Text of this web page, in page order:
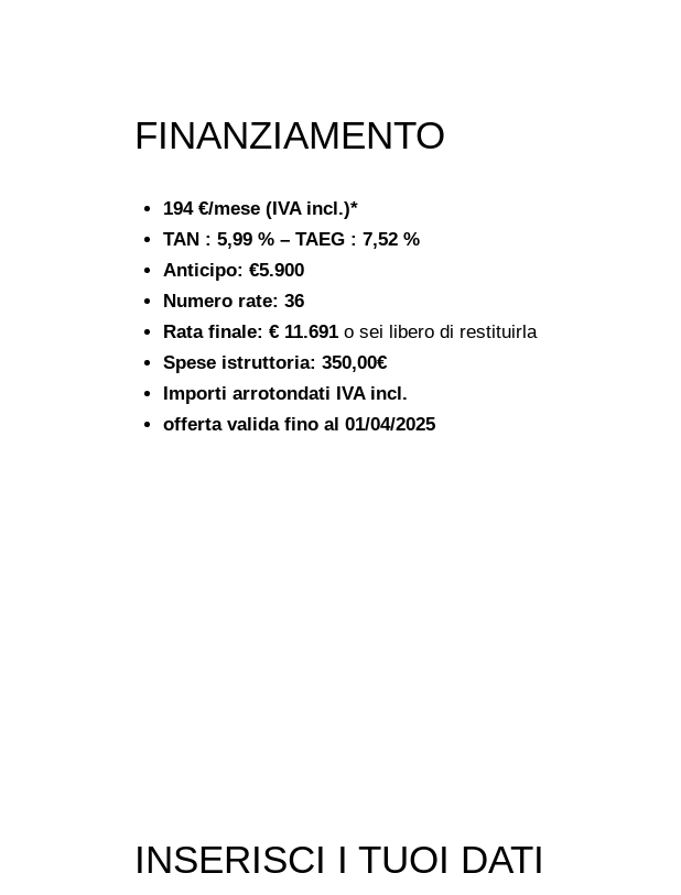
FINANZIAMENTO
194 €/mese (IVA incl.)*
TAN : 5,99 % – TAEG : 7,52 %
Anticipo: €5.900
Numero rate: 36
Rata finale: € 11.691o sei libero di restituirla
Spese istruttoria: 350,00€
Importi arrotondati IVA incl.
offerta valida fino al 01/04/2025
INSERISCI I TUOI DATI